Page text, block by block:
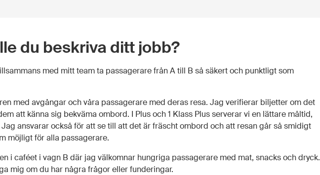
du beskriva ditt jobb?
med mitt team ta passagerare från A till B så säkert och punktligt som
med avgångar och våra passagerare med deras resa. Jag verifierar biljetter om det
att känna sig bekväma ombord. I Plus och 1 Klass Plus serverar vi en lättare måltid,
ansvarar också för att se till att det är fräscht ombord och att resan går så smidigt
möjligt för alla passagerare.
i caféet i vagn B där jag välkomnar hungriga passagerare med mat, snacks och dryck.
mig om du har några frågor eller funderingar.